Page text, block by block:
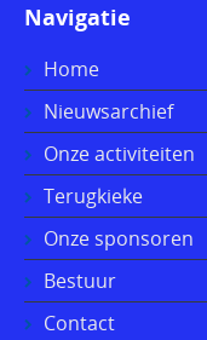
Navigatie
Home
Nieuwsarchief
Onze activiteiten
Terugkieke
Onze sponsoren
Bestuur
Contact